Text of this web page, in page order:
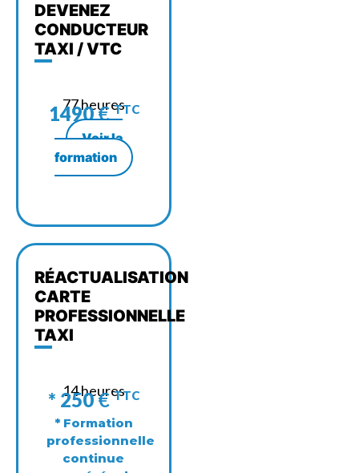
DEVENEZ
CONDUCTEUR
TAXI / VTC
77 heures
1490€TTC
Voir la
formation
RÉACTUALISATION
CARTE
PROFESSIONNELLE
TAXI
14 heures
* 250€TTC
* Formation
professionnelle
continue